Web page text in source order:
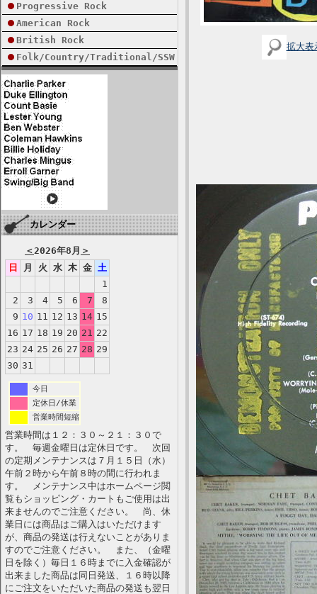
Progressive Rock
American Rock
British Rock
Folk/Country/Traditional/SSW
カレンダー
＜2026年8月 ＞
日
月 火 水 木 金 土
1
2
3 4 5 6 7
8
9 10 11 12 13 14 15
16 17 18 19 20 21 22
23 24 25 26 27 28 29
30 31
今日
定休日/休業
営業時間短縮
営業時間は１２：３０～２１：３０で
す。 毎週金曜日は定休日です。 次回
の定期メンテナンスは７月１５日（水）
午前２時から午前８時の間に行われま
す。 メンテナンス中はホームページ閲
覧もショッピング・カートもご使用は出
来ませんのでご注意ください。 尚、休
業日には商品はご購入はいただけます
が、商品の発送は行えないことがありま
すのでご注意ください。 また、（金曜
日を除く）毎日１６時までに入金確認が
出来ました商品は同日発送、１６時以降
にご注文をいただいた商品の発送も翌日
拡大表